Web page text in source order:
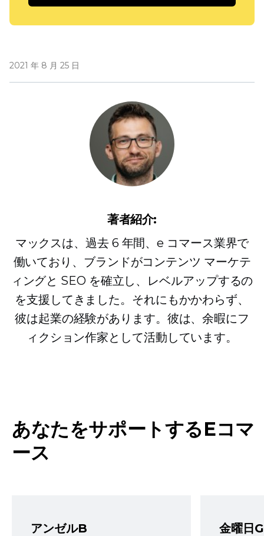
2021 年 8 月 25 日
著者紹介:
マックスは、過去 6 年間、e コマース業界で
働いており、ブランドがコンテンツ マーケテ
ィングと SEO を確立し、レベルアップするの
を支援してきました。それにもかかわらず、
彼は起業の経験があります。彼は、余暇にフ
ィクション作家として活動しています。
あなたをサポートするEコマ
ース
アンゼルB
金曜日G